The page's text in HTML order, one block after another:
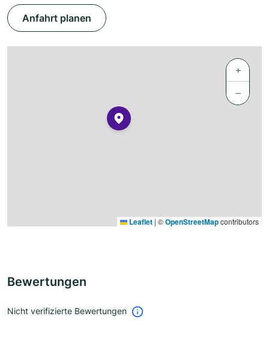
Anfahrt planen
+
−
Leaflet | ©OpenStreetMapcontributors
Bewertungen
Nicht verifizierte Bewertungen